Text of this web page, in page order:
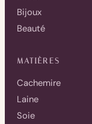
Bijoux
Beauté
MATIÈRES
Cachemire
Laine
Soie